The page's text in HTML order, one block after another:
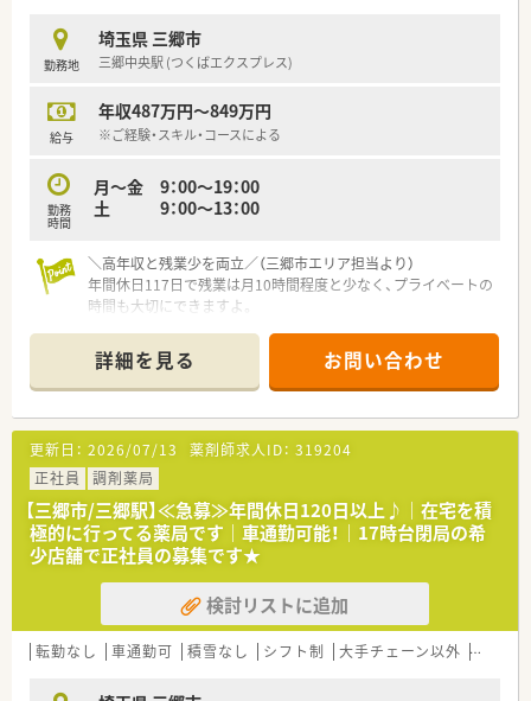
ライフスタイルに合わせた多彩な福利厚生が充実しています。
【やりがい/おすすめポイント】
な関係性を構築してチーム医療の重要な一員として活躍できる
点です。
意見を積極的に発信しながらやりがいを持って取り組める環境
です。
■営業利益率が10パーセント超と非常に高く、報酬改定の影響
きます。
勤務地
埼玉県 三郷市
三郷中央駅 (つくばエクスプレス)
給与
年収487万円～849万円
※ご経験・スキル・コースによる
勤務
時間
月～金 9：00～19：00
土 9：00～13：00
＼高年収と残業少を両立／（三郷市エリア担当より）
年間休日117日で残業は月10時間程度と少なく、プライベートの
時間も大切にできますよ。
【店舗情報と応需状況について】
■つくばエクスプレスの三郷中央駅から車で10分ほどの距離に
位置する地域密着型の薬局です。
■処方箋の応需枚数や詳細な対応科目については配属時の店舗
状況に合わせて確認となります。
■店舗では薬剤師と事務員が協力し合いスムーズで無理のない
調剤体制が整えられております。
【勤務実態について】
■1人あたりの1日処方箋処理枚数は20枚程度と設定されており
ゆとりを持って働けます。
■月平均の残業時間は約10時間と大変少なく仕事とプライベー
トの両立が十分に可能です。
■ドラッグストアと調剤室は分かれており遅い時間までの勤務
詳細を見る お問い合わせ
更新日： 2026/07/13 薬剤師求人ID： 319204
正社員
調剤薬局
【三郷市/三郷駅】≪急募≫年間休日120日以上♪｜在宅を積
極的に行ってる薬局です｜車通勤可能！｜17時台閉局の希
少店舗で正社員の募集です★
検討リストに追加
転勤なし 車通勤可 積雪なし シフト制 大手チェーン以外 ヘルプ